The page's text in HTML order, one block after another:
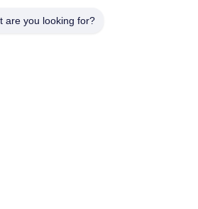
are you looking for?